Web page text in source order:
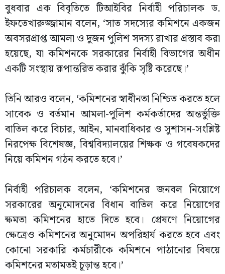
বুধবার এক বিবৃতিতে টিআইবির নির্বাহী পরিচালক ড.
ইফতেখারুজ্জামান বলেন, ‘সাত সদস্যের কমিশনে একজন
অবসরপ্রাপ্ত আমলা ও দুজন পুলিশ সদস্য রাখার প্রস্তাব করা
হয়েছে, যা কমিশনকে সরকারের নির্বাহী বিভাগের অধীন
একটি সংস্থায় রূপান্তরিত করার ঝুঁকি সৃষ্টি করেছে।’
তিনি আরও বলেন, ‘কমিশনের স্বাধীনতা নিশ্চিত করতে হলে
সাবেক ও বর্তমান আমলা-পুলিশ কর্মকর্তাদের অন্তর্ভুক্তি
বাতিল করে বিচার, আইন, মানবাধিকার ও সুশাসন-সংশ্লিষ্ট
নিরপেক্ষ বিশেষজ্ঞ, বিশ্ববিদ্যালয়ের শিক্ষক ও গবেষকদের
নিয়ে কমিশন গঠন করতে হবে।’
নির্বাহী পরিচালক বলেন, ‘কমিশনের জনবল নিয়োগে
সরকারের অনুমোদনের বিধান বাতিল করে নিয়োগের
ক্ষমতা কমিশনের হাতে দিতে হবে। প্রেষণে নিয়োগের
ক্ষেত্রেও কমিশনের অনুমোদন অপরিহার্য করতে হবে এবং
কোনো সরকারি কর্মচারীকে কমিশনে পাঠানোর বিষয়ে
কমিশনের মতামতই চূড়ান্ত হবে।’